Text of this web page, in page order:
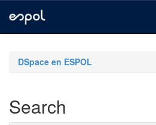
navigationDSpace en ESPOL
Search